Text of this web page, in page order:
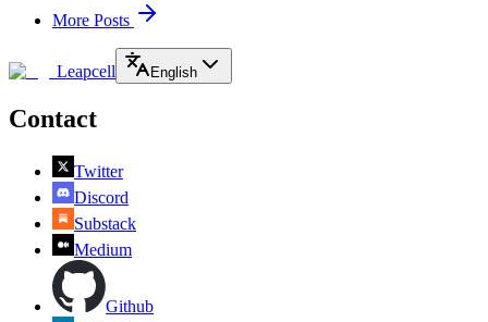
More Posts
Leapcell English
Contact
Twitter
Discord
Substack
Medium
Github